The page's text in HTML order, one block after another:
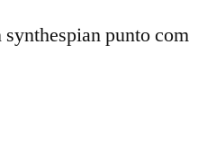
punto com